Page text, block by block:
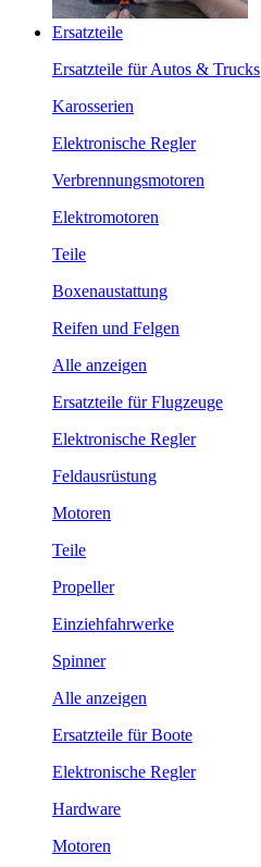
Ersatzteile
Ersatzteile für Autos & Trucks
Karosserien
Elektronische Regler
Verbrennungsmotoren
Elektromotoren
Teile
Boxenaustattung
Reifen und Felgen
Alle anzeigen
Ersatzteile für Flugzeuge
Elektronische Regler
Feldausrüstung
Motoren
Teile
Propeller
Einziehfahrwerke
Spinner
Alle anzeigen
Ersatzteile für Boote
Elektronische Regler
Hardware
Motoren